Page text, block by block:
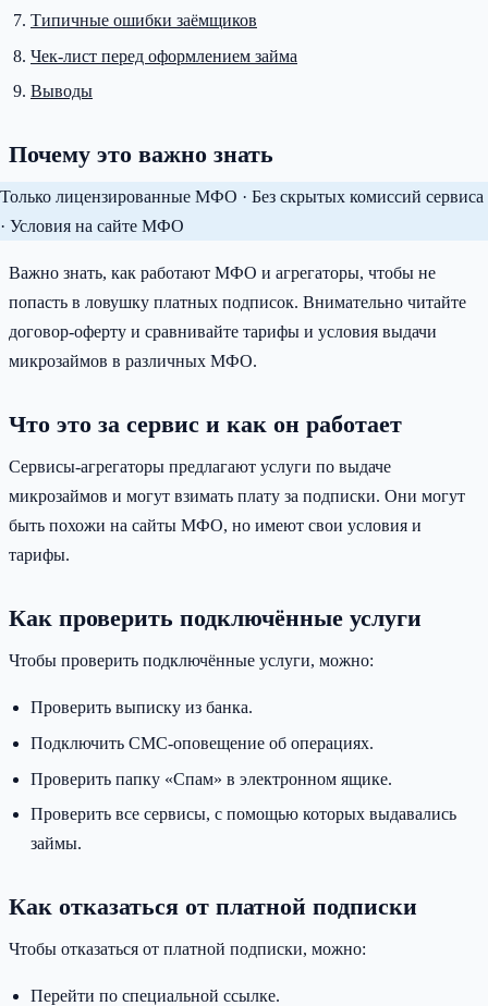
Типичные ошибки заёмщиков
Чек-лист перед оформлением займа
Выводы
Почему это важно знать
Только лицензированные МФО · Без скрытых комиссий сервиса
· Условия на сайте МФО
Важно знать, как работают МФО и агрегаторы, чтобы не
попасть в ловушку платных подписок. Внимательно читайте
договор-оферту и сравнивайте тарифы и условия выдачи
микрозаймов в различных МФО.
Что это за сервис и как он работает
Сервисы-агрегаторы предлагают услуги по выдаче
микрозаймов и могут взимать плату за подписки. Они могут
быть похожи на сайты МФО, но имеют свои условия и
тарифы.
Как проверить подключённые услуги
Чтобы проверить подключённые услуги, можно:
Проверить выписку из банка.
Подключить СМС-оповещение об операциях.
Проверить папку «Спам» в электронном ящике.
Проверить все сервисы, с помощью которых выдавались
займы.
Как отказаться от платной подписки
Чтобы отказаться от платной подписки, можно:
Перейти по специальной ссылке.